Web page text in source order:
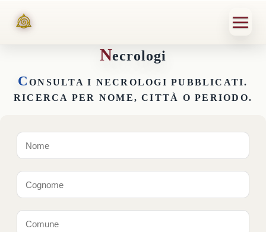
Necrologi
C ONSULTA I NECROLOGI PUBBLICATI.
RICERCA PER NOME, CITTÀ O PERIODO.